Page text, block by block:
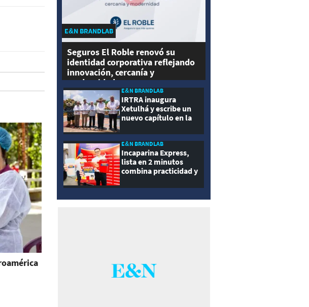
E&N BRANDLAB
Seguros El Roble renovó su
identidad corporativa reflejando
innovación, cercanía y
modernidad
E&N BRANDLAB
IRTRA inaugura
Xetulhá y escribe un
nuevo capítulo en la
recreación de
Guatemala
E&N BRANDLAB
Incaparina Express,
lista en 2 minutos
combina practicidad y